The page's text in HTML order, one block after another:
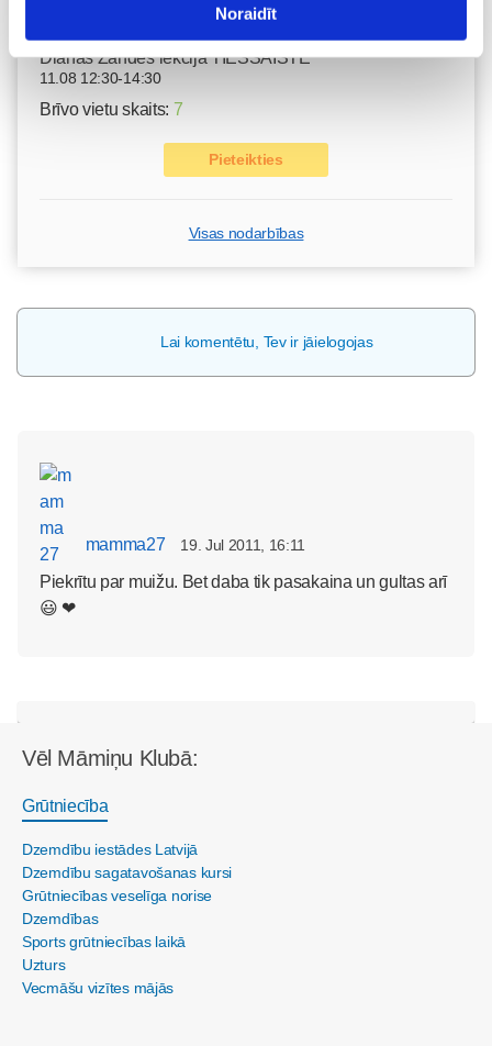
Noraidīt
Kā bērnam iekļauties klasē ar dažādiem bērniem?
Diānas Zandes lekcija TIEŠSAISTĒ
11.08 12:30-14:30
Brīvo vietu skaits: 7
Pieteikties
Visas nodarbības
Lai komentētu, Tev ir jāielogojas
mamma27 19. Jul 2011, 16:11
Piekrītu par muižu. Bet daba tik pasakaina un gultas arī
😃 ❤
Vēl Māmiņu Klubā:
Grūtniecība
Dzemdību iestādes Latvijā
Dzemdību sagatavošanas kursi
Grūtniecības veselīga norise
Dzemdības
Sports grūtniecības laikā
Uzturs
Vecmāšu vizītes mājās